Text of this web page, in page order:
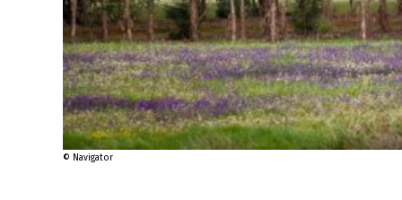
© Navigator